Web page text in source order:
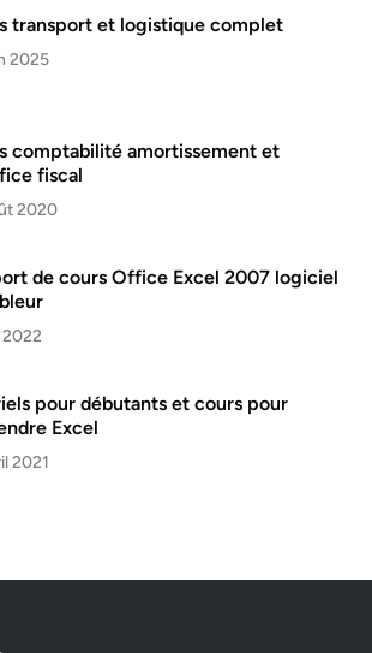
transport et logistique complet
2025
comptabilité amortissement et
fiscal
2020
de cours Office Excel 2007 logiciel
2022
pour débutants et cours pour
Excel
2021